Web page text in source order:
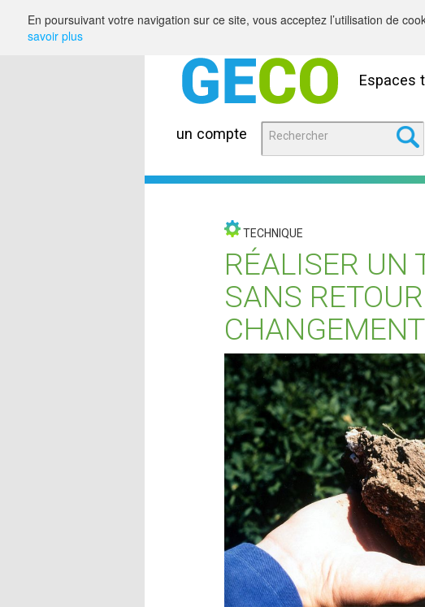
Espaces
un compte
TECHNIQUE
RÉALISER UN
SANS
En poursuivant votre navigation sur ce site, vous acceptez l’utilisation de
savoir plus